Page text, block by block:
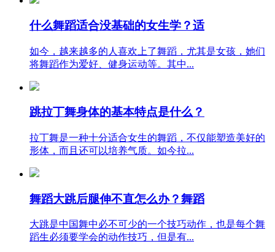
什么舞蹈适合没基础的女生学？适
如今，越来越多的人喜欢上了舞蹈，尤其是女孩，她们
将舞蹈作为爱好、健身运动等。其中...
跳拉丁舞身体的基本特点是什么？
拉丁舞是一种十分适合女生的舞蹈，不仅能塑造美好的
形体，而且还可以培养气质。如今拉...
舞蹈大跳后腿伸不直怎么办？舞蹈
大跳是中国舞中必不可少的一个技巧动作，也是每个舞
蹈生必须要学会的动作技巧，但是有...